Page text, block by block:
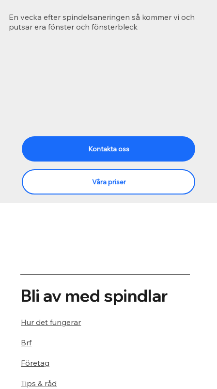
En vecka efter spindelsaneringen så kommer vi och
putsar era fönster och fönsterbleck
Kontakta oss
Våra priser
Bli av med spindlar
Hur det fungerar
Brf
Företag
Tips & råd